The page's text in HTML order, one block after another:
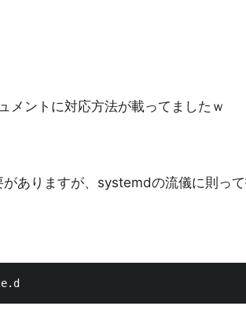
メントに対応方法が載ってましたｗ
ありますが、systemdの流儀に則っ